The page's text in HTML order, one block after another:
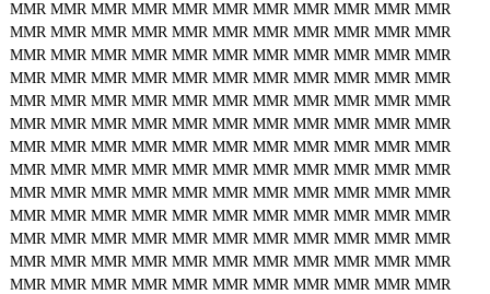
MMR MMR MMR MMR MMR MMR MMR MMR MMR MMR MMR
MMR MMR MMR MMR MMR MMR MMR MMR MMR MMR MMR
MMR MMR MMR MMR MMR MMR MMR MMR MMR MMR MMR
MMR MMR MMR MMR MMR MMR MMR MMR MMR MMR MMR
MMR MMR MMR MMR MMR MMR MMR MMR MMR MMR MMR
MMR MMR MMR MMR MMR MMR MMR MMR MMR MMR MMR
MMR MMR MMR MMR MMR MMR MMR MMR MMR MMR MMR
MMR MMR MMR MMR MMR MMR MMR MMR MMR MMR MMR
MMR MMR MMR MMR MMR MMR MMR MMR MMR MMR MMR
MMR MMR MMR MMR MMR MMR MMR MMR MMR MMR MMR
MMR MMR MMR MMR MMR MMR MMR MMR MMR MMR MMR
MMR MMR MMR MMR MMR MMR MMR MMR MMR MMR MMR
MMR MMR MMR MMR MMR MMR MMR MMR MMR MMR MMR